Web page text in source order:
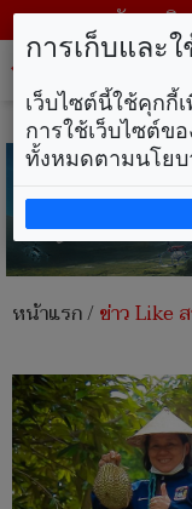
วันอาทิ
หน้าแรก/ข่าว Like
การเก็บและ
เว็บไซต์นี้ใช้คุกกี้
การใช้เว็บไซต์ข
ทั้งหมดตามนโยบ